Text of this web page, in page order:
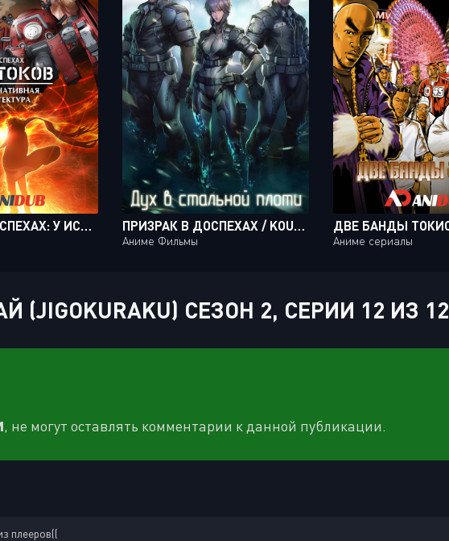
ПРИЗРАК В ДОСПЕХАХ: У ИСТОКОВ - АЛЬТЕРНАТИВНАЯ АРХИТЕКТУРА / KOUKAKU KIDOUTAI ARISE: ALTERNATIVE ARCHITECTURE [10 ИЗ 10] ПРИЗРАК В ДОСПЕХАХ / KOUKAKU KIDOUTAI [MOVIE]
Аниме Фильмы Аниме сериалы
СЕЗОН 2, СЕРИИ 12 ИЗ 12
, не могут оставлять комментарии к данной публикации.
плееров((